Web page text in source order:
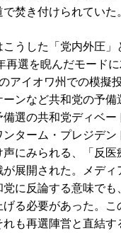
焚き付けられていた
うした「党内外圧」
再選を睨んだモード
アイオワ州での模擬
ーンなど共和党の予
備選の共和党ディベ
ンターム・プレジデン
にみられる、「反医
が展開された。メディ
に反論する意味でも
げる必要があった。
れも再選陣営と直結す